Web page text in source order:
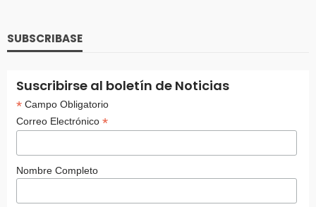
SUBSCRIBASE
Suscribirse al boletín de Noticias
*Campo Obligatorio
Correo Electrónico *
Nombre Completo